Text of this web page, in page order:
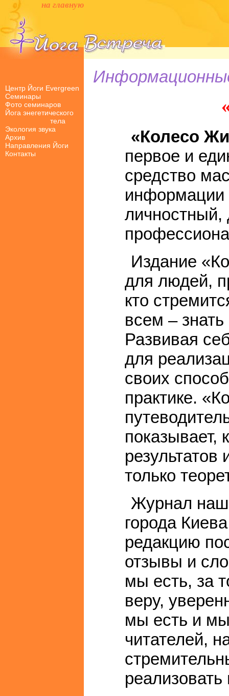
на главную
Центр Йоги Evergreen
Семинары
Фото семинаров
Йога энегетического
тела
Экология звука
Архив
Направления Йоги
Контакты
«Колесо
первое и
средство
информации
личностный,
Издание
для людей,
кто
всем –
Развивая
для
своих
практике.
показывает,
только
Журнал
города
редакцию
отзывы и
мы есть, за
веру,
мы есть и
читателей,